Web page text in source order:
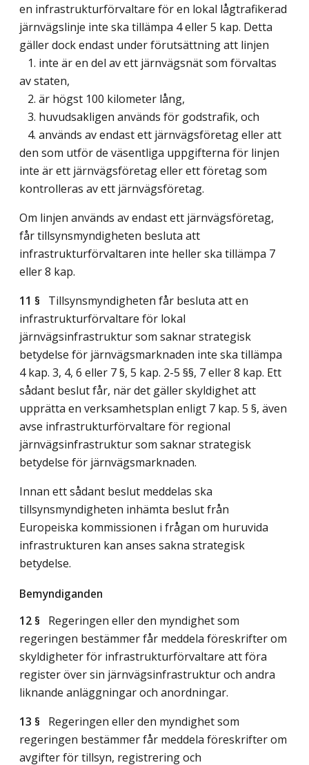
en infrastrukturförvaltare för en lokal lågtrafikerad
järnvägslinje inte ska tillämpa 4 eller 5 kap. Detta
gäller dock endast under förutsättning att linjen
1. inte är en del av ett järnvägsnät som förvaltas
av staten,
2. är högst 100 kilometer lång,
3. huvudsakligen används för godstrafik, och
4. används av endast ett järnvägsföretag eller att
den som utför de väsentliga uppgifterna för linjen
inte är ett järnvägsföretag eller ett företag som
kontrolleras av ett järnvägsföretag.
Om linjen används av endast ett järnvägsföretag,
får tillsynsmyndigheten besluta att
infrastrukturförvaltaren inte heller ska tillämpa 7
eller 8 kap.
11 § Tillsynsmyndigheten får besluta att en
infrastrukturförvaltare för lokal
järnvägsinfrastruktur som saknar strategisk
betydelse för järnvägsmarknaden inte ska tillämpa
4 kap. 3, 4, 6 eller 7 §, 5 kap. 2-5 §§, 7 eller 8 kap. Ett
sådant beslut får, när det gäller skyldighet att
upprätta en verksamhetsplan enligt 7 kap. 5 §, även
avse infrastrukturförvaltare för regional
järnvägsinfrastruktur som saknar strategisk
betydelse för järnvägsmarknaden.
Innan ett sådant beslut meddelas ska
tillsynsmyndigheten inhämta beslut från
Europeiska kommissionen i frågan om huruvida
infrastrukturen kan anses sakna strategisk
betydelse.
Bemyndiganden
12 § Regeringen eller den myndighet som
regeringen bestämmer får meddela föreskrifter om
skyldigheter för infrastrukturförvaltare att föra
register över sin järnvägsinfrastruktur och andra
liknande anläggningar och anordningar.
13 § Regeringen eller den myndighet som
regeringen bestämmer får meddela föreskrifter om
avgifter för tillsyn, registrering och